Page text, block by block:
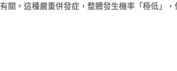
有關。這種嚴重併發症，整體發生機率「極低」，